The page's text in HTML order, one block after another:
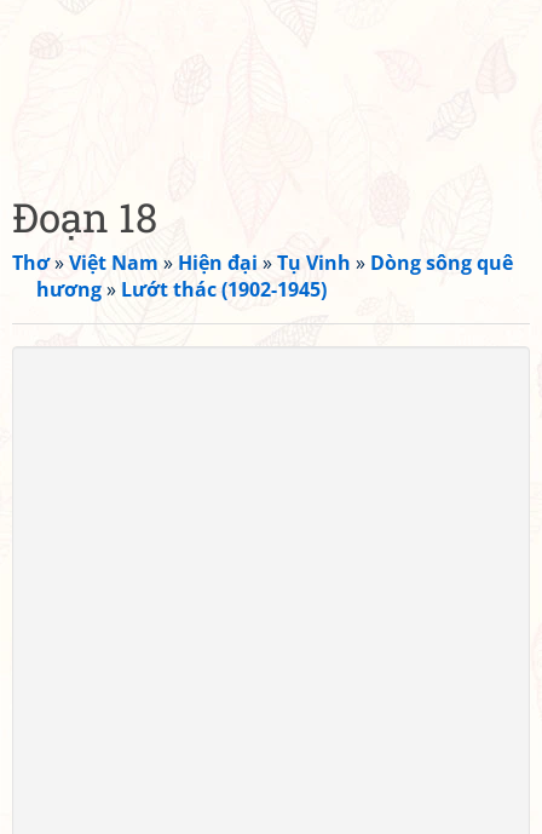
Đoạn 18
Thơ»Việt Nam » Hiện đại »Tụ Vinh » Dòng sông quê
hương» Lướt thác (1902-1945)